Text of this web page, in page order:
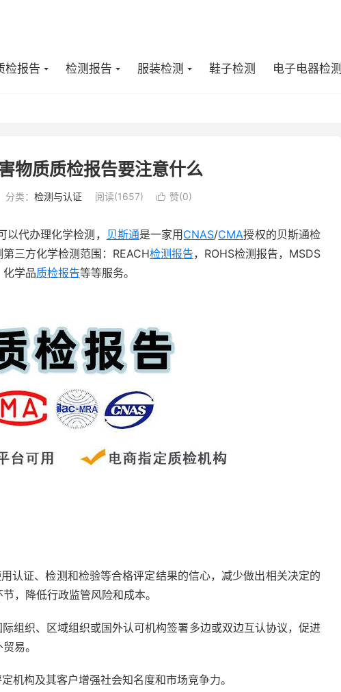
检报告 检测报告 服装检测 鞋子检测 电子电器检测
物质质检报告要注意什么
分类： 检测与认证 阅读(1657)  赞(0)
以代办理化学检测， 贝斯通是一家用 CNAS/CMA授权的贝斯通检
第三方化学检测范围：REACH检测报告，ROHS检测报告，MSDS
学品质检报告等等服务。
认证、检测和检验等合格评定结果的信心，减少做出相关决定的
，降低行政监管风险和成本。
织、区域组织或国外认可机构签署多边或双边互认协议，促进
易。
构及其客户增强社会知名度和市场竞争力。